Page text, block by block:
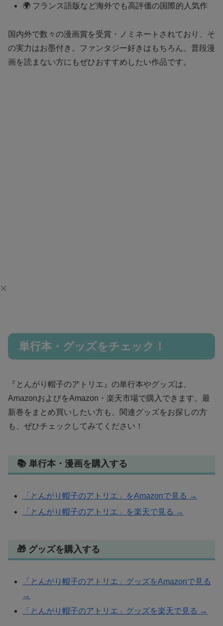
🌍 フランス語版など海外でも高評価の国際的人気作
国内外で数々の漫画賞を受賞・ノミネートされており、そ
の実力はお墨付き。ファンタジー好きはもちろん、普段漫
画を読まない方にもぜひおすすめしたい作品です。
単行本・グッズをチェック！
『とんがり帽子のアトリエ』の単行本やグッズは、
AmazonおよびをAmazon・楽天市場で購入できます。最
新巻をまとめ買いしたい方も、関連グッズをお探しの方
も、ぜひチェックしてみてください！
📚 単行本・漫画を購入する
「とんがり帽子のアトリエ」をAmazonで見る →
「とんがり帽子のアトリエ」を楽天で見る →
🎁 グッズを購入する
「とんがり帽子のアトリエ」グッズをAmazonで見る
→
「とんがり帽子のアトリエ」グッズを楽天で見る →